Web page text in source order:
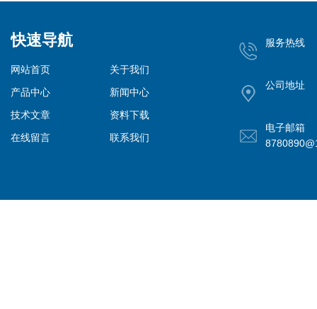
快速导航
网站首页
关于我们
产品中心
新闻中心
技术文章
资料下载
在线留言
联系我们
服务热线
公司地址
电子邮箱